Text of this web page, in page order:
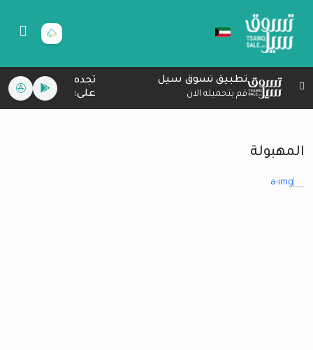
تطبيق تسوق سيل
قم بتحميله الان
تجده
على:
المهبولة